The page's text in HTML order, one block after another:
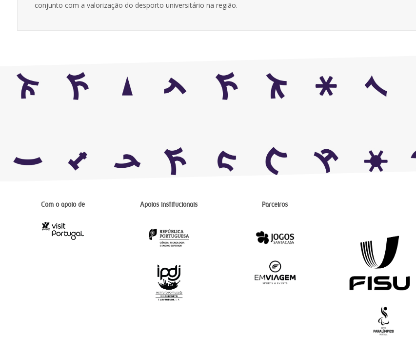
conjunto com a valorização do desporto universitário na região.
Com o apoio de Apoios institucionais Parceiros